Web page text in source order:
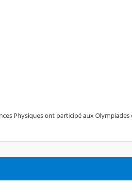
Physiques ont participé aux Olympiades